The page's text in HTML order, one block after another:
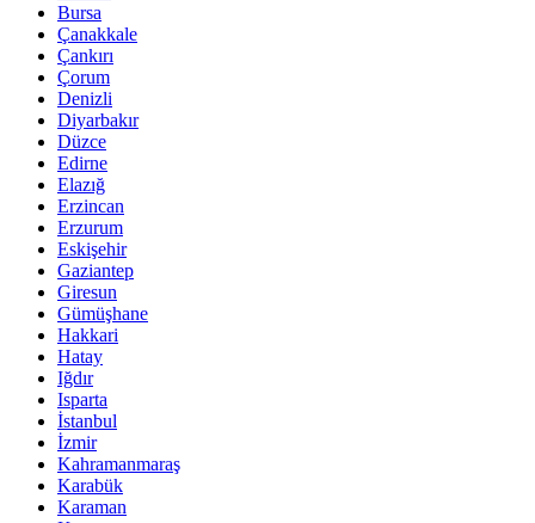
Bursa
Çanakkale
Çankırı
Çorum
Denizli
Diyarbakır
Düzce
Edirne
Elazığ
Erzincan
Erzurum
Eskişehir
Gaziantep
Giresun
Gümüşhane
Hakkari
Hatay
Iğdır
Isparta
İstanbul
İzmir
Kahramanmaraş
Karabük
Karaman